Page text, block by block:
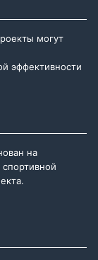
могут
эффективности
на